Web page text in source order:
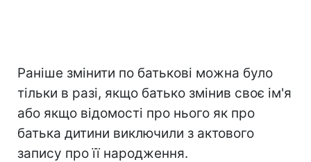
Раніше змінити по батькові можна було
тільки в разі, якщо батько змінив своє ім'я
або якщо відомості про нього як про
батька дитини виключили з актового
запису про її народження.